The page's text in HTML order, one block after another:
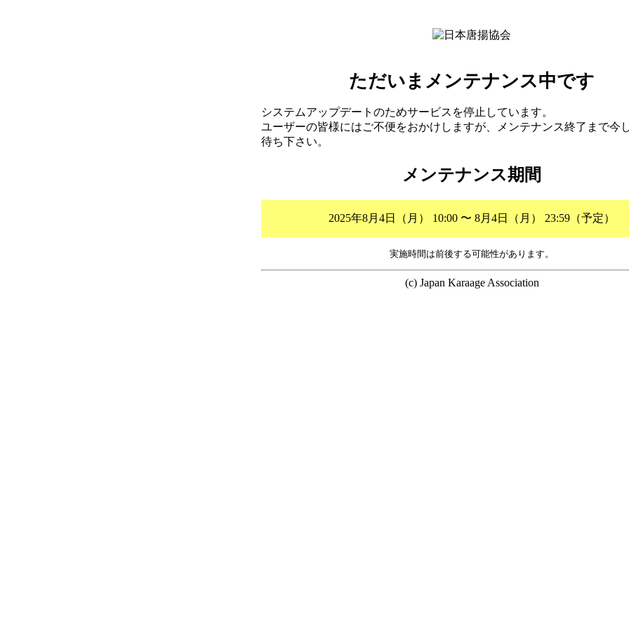
ただいまメンテナンス中です
システムアップデートのためサービスを停止しています。
ユーザーの皆様にはご不便をおかけしますが、メンテナンス終了まで今
待ち下さい。
メンテナンス期間
2025年8月4日（月） 10:00 〜 8月4日（月） 23:59（予定）
実施時間は前後する可能性があります。
(c) Japan Karaage Association